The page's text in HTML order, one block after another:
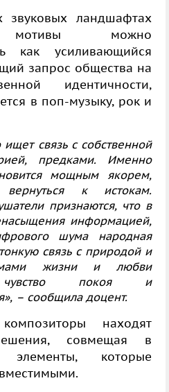
звуковых ландшафтах
мотивы можно
как усиливающийся
запрос общества на
идентичности,
в поп-музыку, рок и
ищет связь с собственной
предками. Именно
мощным якорем,
к истокам.
признаются, что в
информацией,
шума народная
связь с природой и
жизни и любви
чувство покоя и
– сообщила доцент.
находят
совмещая в
элементы, которые